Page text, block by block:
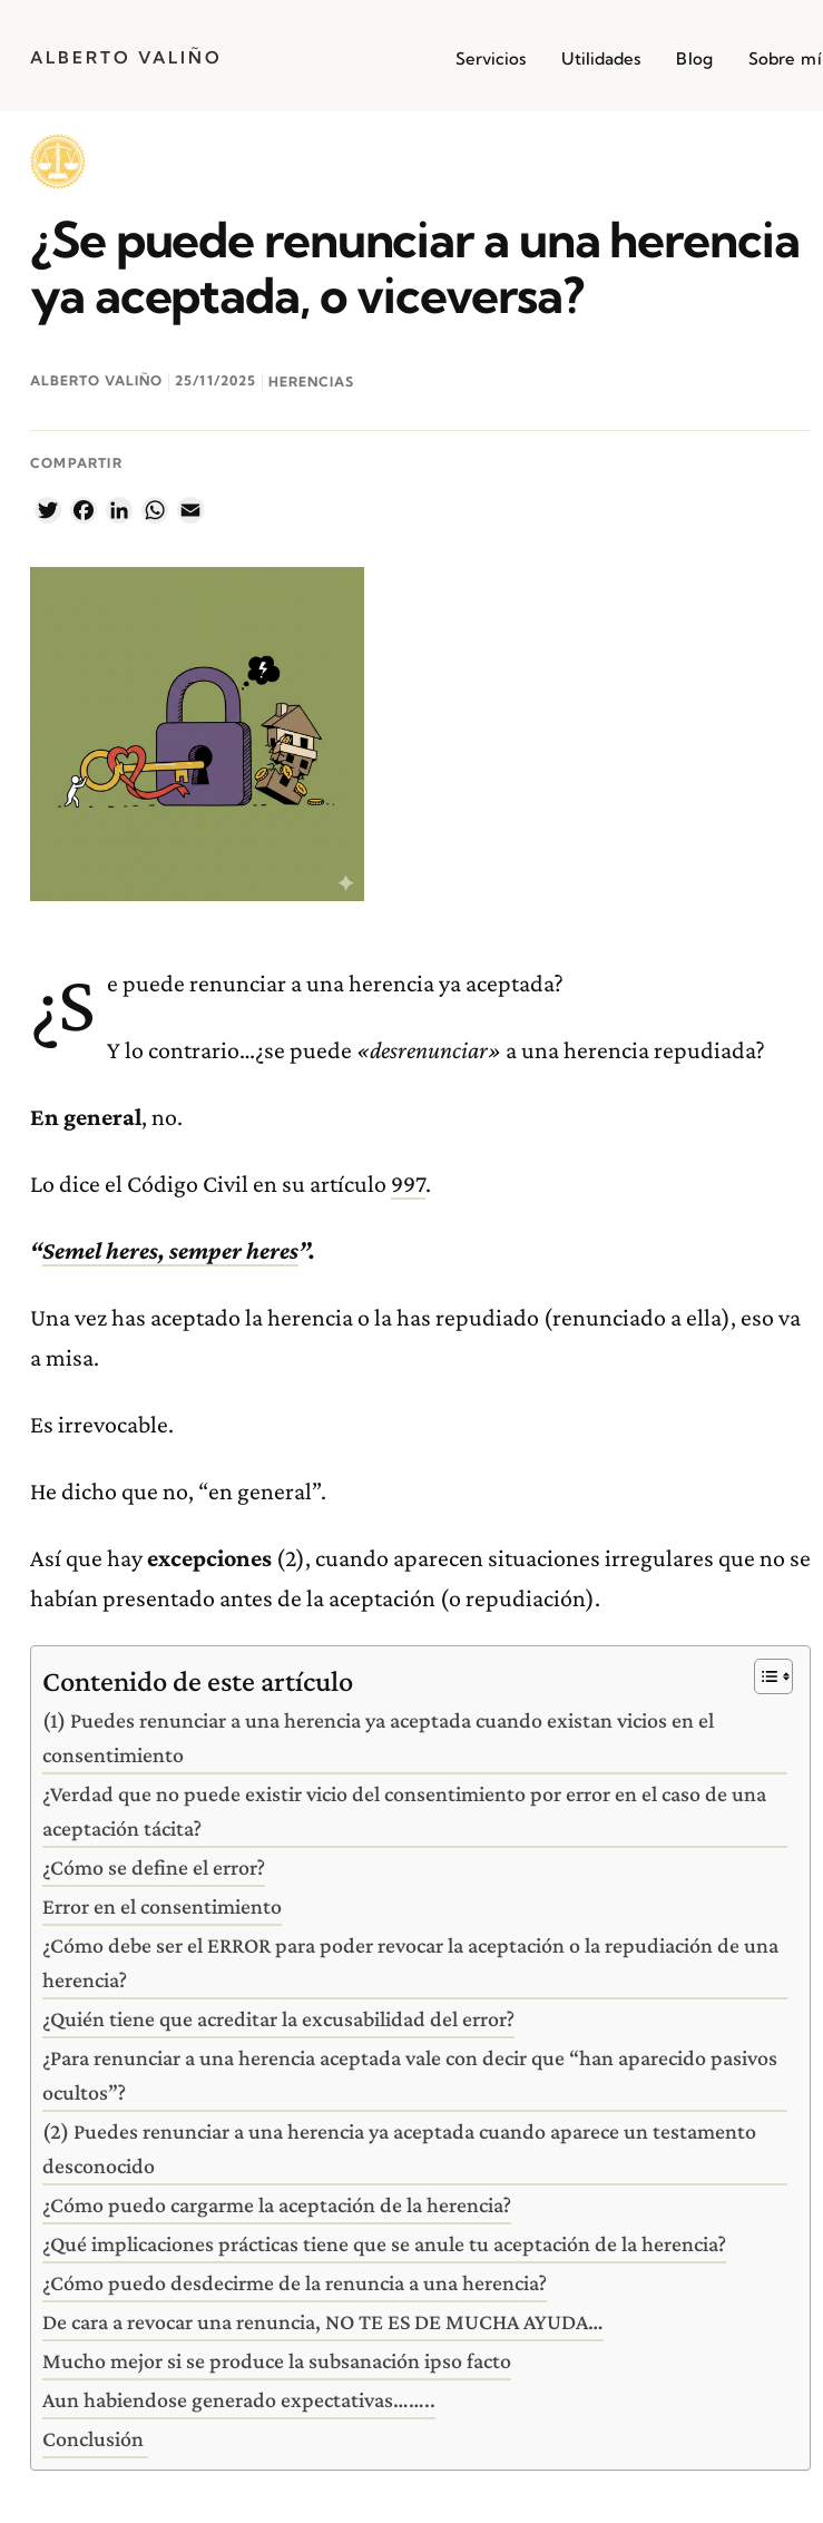
ALBERTO VALIÑO Servicios Utilidades Blog Sobre mí
¿Se puede renunciar a una herencia
ya aceptada, o viceversa?
ALBERTO VALIÑO 25/11/2025 HERENCIAS
COMPARTIR
TwitterFacebookLinkedInWhatsApp
¿S e puede renunciar a una herencia ya aceptada?
Y lo contrario…¿se puede «desrenunciar» a una herencia repudiada?
En general, no.
Lo dice el Código Civil en su artículo 997.
“Semel heres, semper heres”.
Una vez has aceptado la herencia o la has repudiado (renunciado a ella), eso va
a misa.
Es irrevocable.
He dicho que no, “en general”.
Así que hayexcepciones (2), cuando aparecen situaciones irregulares que no se
habían presentado antes de la aceptación (o repudiación).
Contenido de este artículo
(1) Puedes renunciar a una herencia ya aceptada cuando existan vicios en el
consentimiento
¿Verdad que no puede existir vicio del consentimiento por error en el caso de una
aceptación tácita?
¿Cómo se define el error?
Error en el consentimiento
¿Cómo debe ser el ERROR para poder revocar la aceptación o la repudiación de una
herencia?
¿Quién tiene que acreditar la excusabilidad del error?
¿Para renunciar a una herencia aceptada vale con decir que “han aparecido pasivos
ocultos”?
(2) Puedes renunciar a una herencia ya aceptada cuando aparece un testamento
desconocido
¿Cómo puedo cargarme la aceptación de la herencia?
¿Qué implicaciones prácticas tiene que se anule tu aceptación de la herencia?
¿Cómo puedo desdecirme de la renuncia a una herencia?
De cara a revocar una renuncia, NO TE ES DE MUCHA AYUDA…
Mucho mejor si se produce la subsanación ipso facto
Aun habiendose generado expectativas……..
Conclusión